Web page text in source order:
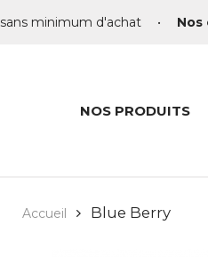
sans minimum d'achat • Nos
NOS PRODUITS
Accueil Blue Berry